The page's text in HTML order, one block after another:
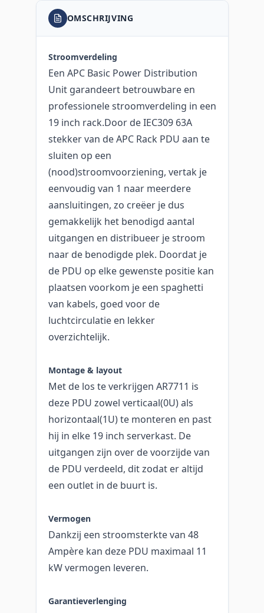
OMSCHRIJVING
Stroomverdeling
Een APC Basic Power Distribution
Unit garandeert betrouwbare en
professionele stroomverdeling in een
19 inch rack.Door de IEC309 63A
stekker van de APC Rack PDU aan te
sluiten op een
(nood)stroomvoorziening, vertak je
eenvoudig van 1 naar meerdere
aansluitingen, zo creëer je dus
gemakkelijk het benodigd aantal
uitgangen en distribueer je stroom
naar de benodigde plek. Doordat je
de PDU op elke gewenste positie kan
plaatsen voorkom je een spaghetti
van kabels, goed voor de
luchtcirculatie en lekker
overzichtelijk.
Montage & layout
Met de los te verkrijgen AR7711 is
deze PDU zowel verticaal(0U) als
horizontaal(1U) te monteren en past
hij in elke 19 inch serverkast. De
uitgangen zijn over de voorzijde van
de PDU verdeeld, dit zodat er altijd
een outlet in de buurt is.
Vermogen
Dankzij een stroomsterkte van 48
Ampère kan deze PDU maximaal 11
kW vermogen leveren.
Garantieverlenging